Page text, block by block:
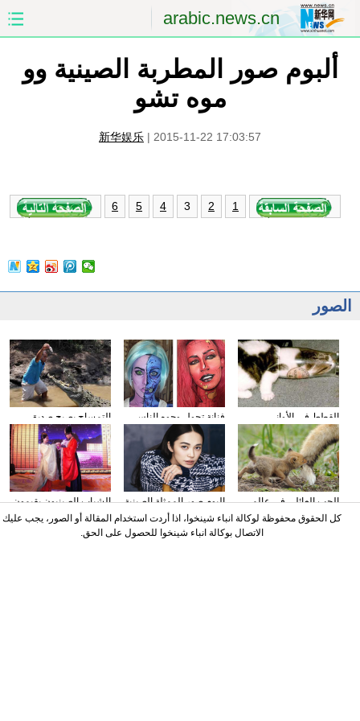
arabic.news.cn
الصين
الاقتصاد
مؤتمر صحفى للخارجية
ألبوم صور المطربة الصينية وو
موه تشو
新华娱乐 | 2015-11-22 17:03:57
1
2
3
4
5
6
الصور
التمساح يصبح صديق
الناس في كوستا ريكا
فنانة تحول وجوه الناس
إلى الشخصيات الكرتونية
باستخدام الماكياج
القطط في الأواني
الزجاجية
الشباب الصينيون يقيمون
حفل الزفاف وفقا لطريقة
"أسرة هان"
البوم صور الممثلة الصينية
ياو تشن على مجلة
الحب العائلي في عالم
الحيوان
كل الحقوق محفوظة لوكالة انباء شينخوا، اذا أردت استخدام المقالة أو الصور، يجب عليك
الاتصال بوكالة انباء شينخوا للحصول على الحق.